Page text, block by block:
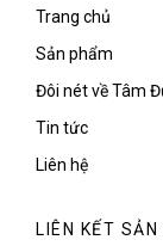
Trang chủ
Sản phẩm
Đôi nét về Tâm
Tin tức
Liên hệ
LIÊN KẾT SẢN